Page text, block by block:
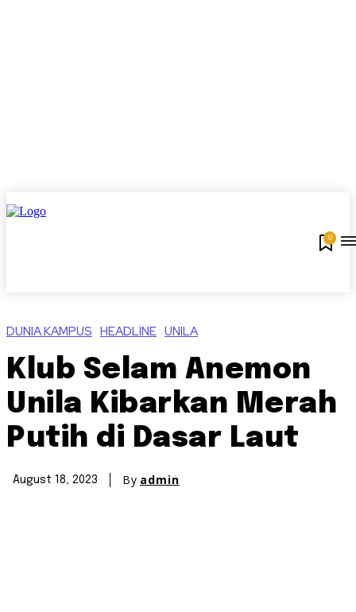
0
DUNIA KAMPUS HEADLINE UNILA
Klub Selam Anemon
Unila Kibarkan Merah
Putih di Dasar Laut
August 18, 2023 By admin